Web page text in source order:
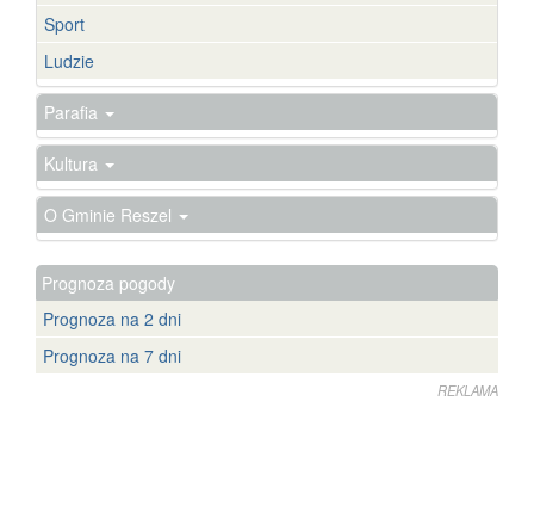
Sport
Ludzie
Parafia
Kultura
O Gminie Reszel
Prognoza pogody
Prognoza na 2 dni
Prognoza na 7 dni
REKLAMA